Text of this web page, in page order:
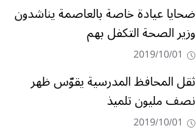
ضحايا عيادة خاصة بالعاصمة يناشدون
وزير الصحة التكفل بهم
2019/10/01
ثقل المحافظ المدرسية يقوّس ظهر
نصف مليون تلميذ
2019/10/01